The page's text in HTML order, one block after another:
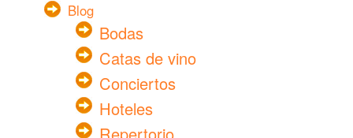
Blog
Bodas
Catas de vino
Conciertos
Hoteles